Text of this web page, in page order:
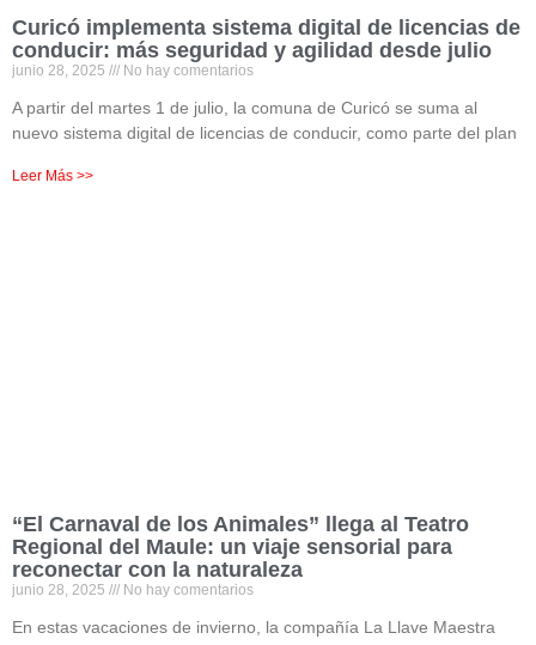
Curicó implementa sistema digital de licencias de
conducir: más seguridad y agilidad desde julio
junio 28, 2025 No hay comentarios
A partir del martes 1 de julio, la comuna de Curicó se suma al
nuevo sistema digital de licencias de conducir, como parte del plan
Leer Más >>
“El Carnaval de los Animales” llega al Teatro
Regional del Maule: un viaje sensorial para
reconectar con la naturaleza
junio 28, 2025 No hay comentarios
En estas vacaciones de invierno, la compañía La Llave Maestra